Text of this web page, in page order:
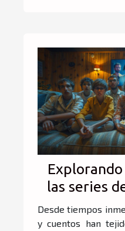
las series
las
Desde tiempos
y cuentos han